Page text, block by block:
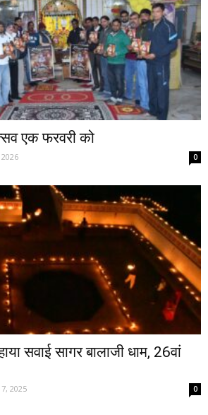
एक फरवरी को
0
सवाई सागर बालाजी धाम, 26वां
2025 0